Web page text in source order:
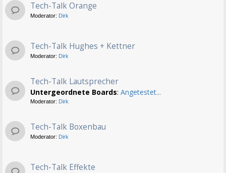
Tech-Talk Orange
Moderator: Dirk
Tech-Talk Hughes + Kettner
Moderator: Dirk
Tech-Talk Lautsprecher
Untergeordnete Boards: Angetestet...
Moderator: Dirk
Tech-Talk Boxenbau
Moderator: Dirk
Tech-Talk Effekte